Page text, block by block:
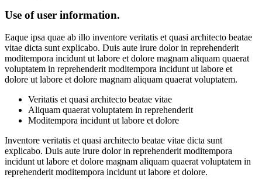
Use of user information.
Eaque ipsa quae ab illo inventore veritatis et quasi architecto beatae
vitae dicta sunt explicabo. Duis aute irure dolor in reprehenderit
moditempora incidunt ut labore et dolore magnam aliquam quaerat
voluptatem in reprehenderit moditempora incidunt ut labore et
dolore ut labore et dolore magnam aliquam quaerat voluptatem.
Veritatis et quasi architecto beatae vitae
Aliquam quaerat voluptatem in reprehenderit
Moditempora incidunt ut labore et dolore
Inventore veritatis et quasi architecto beatae vitae dicta sunt
explicabo. Duis aute irure dolor in reprehenderit moditempora
incidunt ut labore et dolore magnam aliquam quaerat voluptatem in
reprehenderit moditempora incidunt ut labore et dolore.